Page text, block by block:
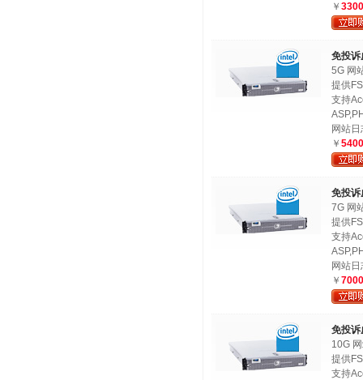
￥ 3300
免投
5G 网
提供
支持
网站日
￥ 5400
免投
7G 网
提供
支持
网站日
￥ 7000
免投
10G
提供
支持